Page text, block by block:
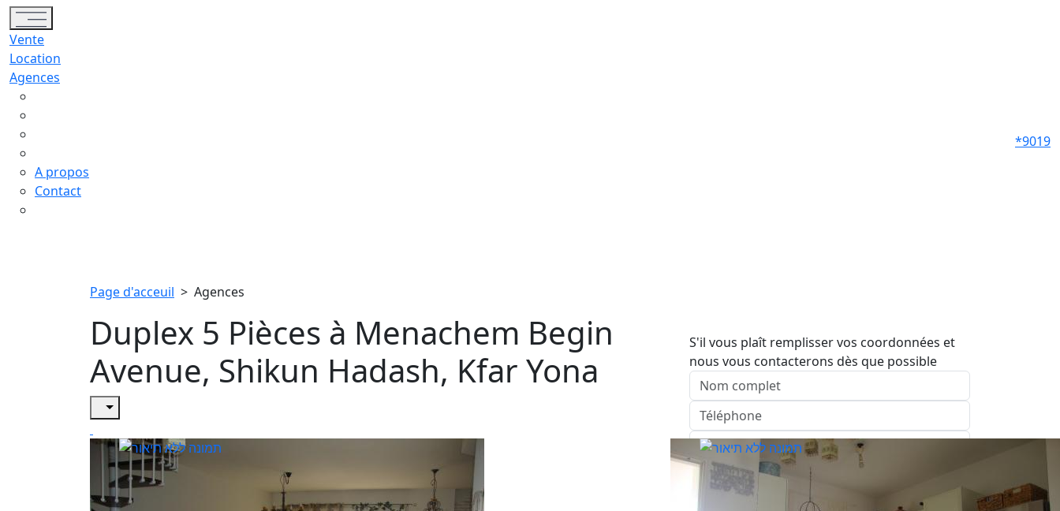
Toggle navigation
Vente
Location
Agences
A propos
Contact
*9019
Page d'acceuil > Agences
Duplex 5 Pièces à Menachem Begin
Avenue, Shikun Hadash, Kfar Yona
S'il vous plaît remplisser vos coordonnées et
nous vous contacterons dès que possible
Envoyer